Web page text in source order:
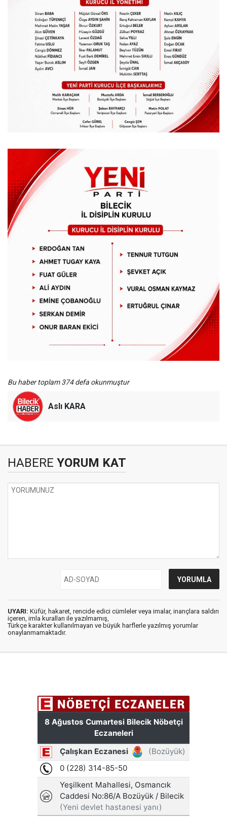
Bu haber toplam 374 defa okunmuştur
Aslı KARA
HABERE YORUM KAT
UYARI: Küfür, hakaret, rencide edici cümleler veya imalar, inançlara saldırı
içeren, imla kuralları ile yazılmamış,
Türkçe karakter kullanılmayan ve büyük harflerle yazılmış yorumlar
onaylanmamaktadır.